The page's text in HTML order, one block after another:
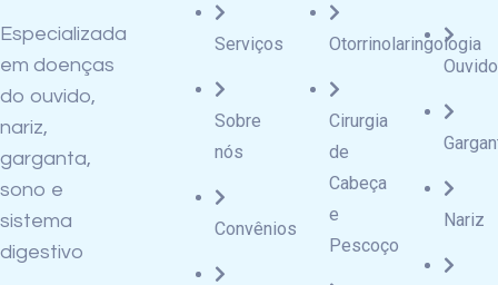
Especializada
em doenças
do ouvido,
nariz,
garganta,
sono e
sistema
digestivo
Serviços
Sobre
nós
Convênios
Otorrinolaringologia
Cirurgia
de
Cabeça
e
Pescoço
Ouvido
Nariz